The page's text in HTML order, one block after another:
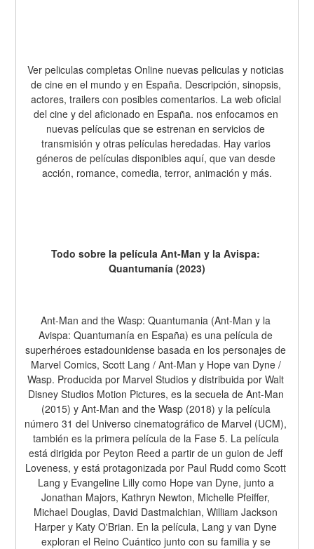
Ver peliculas completas Online nuevas peliculas y noticias
de cine en el mundo y en España. Descripción, sinopsis,
actores, trailers con posibles comentarios. La web oficial
del cine y del aficionado en España. nos enfocamos en
nuevas películas que se estrenan en servicios de
transmisión y otras películas heredadas. Hay varios
géneros de películas disponibles aquí, que van desde
acción, romance, comedia, terror, animación y más.
Todo sobre la película Ant-Man y la Avispa:
Quantumanía (2023)
Ant-Man and the Wasp: Quantumania (Ant-Man y la
Avispa: Quantumanía en España) es una película de
superhéroes estadounidense basada en los personajes de
Marvel Comics, Scott Lang / Ant-Man y Hope van Dyne /
Wasp. Producida por Marvel Studios y distribuida por Walt
Disney Studios Motion Pictures, es la secuela de Ant-Man
(2015) y Ant-Man and the Wasp (2018) y la película
número 31 del Universo cinematográfico de Marvel (UCM),
también es la primera película de la Fase 5. La película
está dirigida por Peyton Reed a partir de un guion de Jeff
Loveness, y está protagonizada por Paul Rudd como Scott
Lang y Evangeline Lilly como Hope van Dyne, junto a
Jonathan Majors, Kathryn Newton, Michelle Pfeiffer,
Michael Douglas, David Dastmalchian, William Jackson
Harper y Katy O'Brian. En la película, Lang y van Dyne
exploran el Reino Cuántico junto con su familia y se